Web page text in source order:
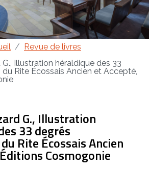
Revue de livres
Illustration héraldique des 33
Rite Écossais Ancien et Accepté,
G., Illustration
33 degrés
Rite Écossais Ancien
Cosmogonie